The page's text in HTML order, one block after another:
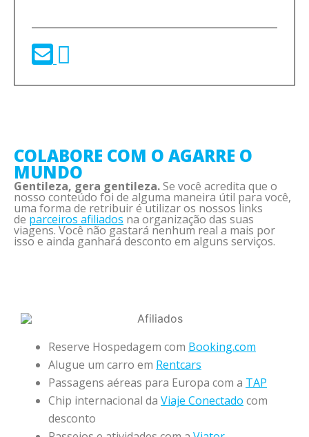
COLABORE COM O AGARRE O
MUNDO
Gentileza, gera gentileza.Se você acredita que o
nosso conteúdo foi de alguma maneira útil para você,
uma forma de retribuir é utilizar os nossos links
de parceiros afiliados na organização das suas
viagens. Você não gastará nenhum real a mais por
isso e ainda ganhará desconto em alguns serviços.
Reserve Hospedagem com Booking.com
Alugue um carro em Rentcars
Passagens aéreas para Europa com a TAP
Chip internacional da Viaje Conectado com
desconto